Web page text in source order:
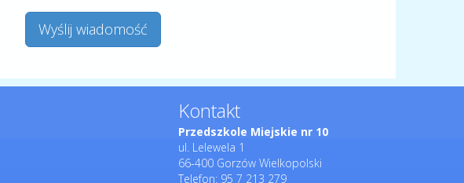
Wyślij wiadomość
Kontakt
Przedszkole Miejskie nr 10
ul. Lelewela 1
66-400 Gorzów Wielkopolski
Telefon: 95 7 213 279